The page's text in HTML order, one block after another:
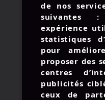
© 2026 AMIRAL
UNE
de nos
suivantes
expérience
statistiques
pour
proposer des
centres
publicités
ceux de